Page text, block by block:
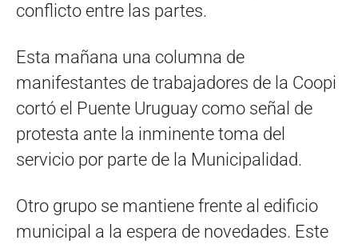
conflicto entre las partes.
Esta mañana una columna de
manifestantes de trabajadores de la Coopi
cortó el Puente Uruguay como señal de
protesta ante la inminente toma del
servicio por parte de la Municipalidad.
Otro grupo se mantiene frente al edificio
municipal a la espera de novedades. Este